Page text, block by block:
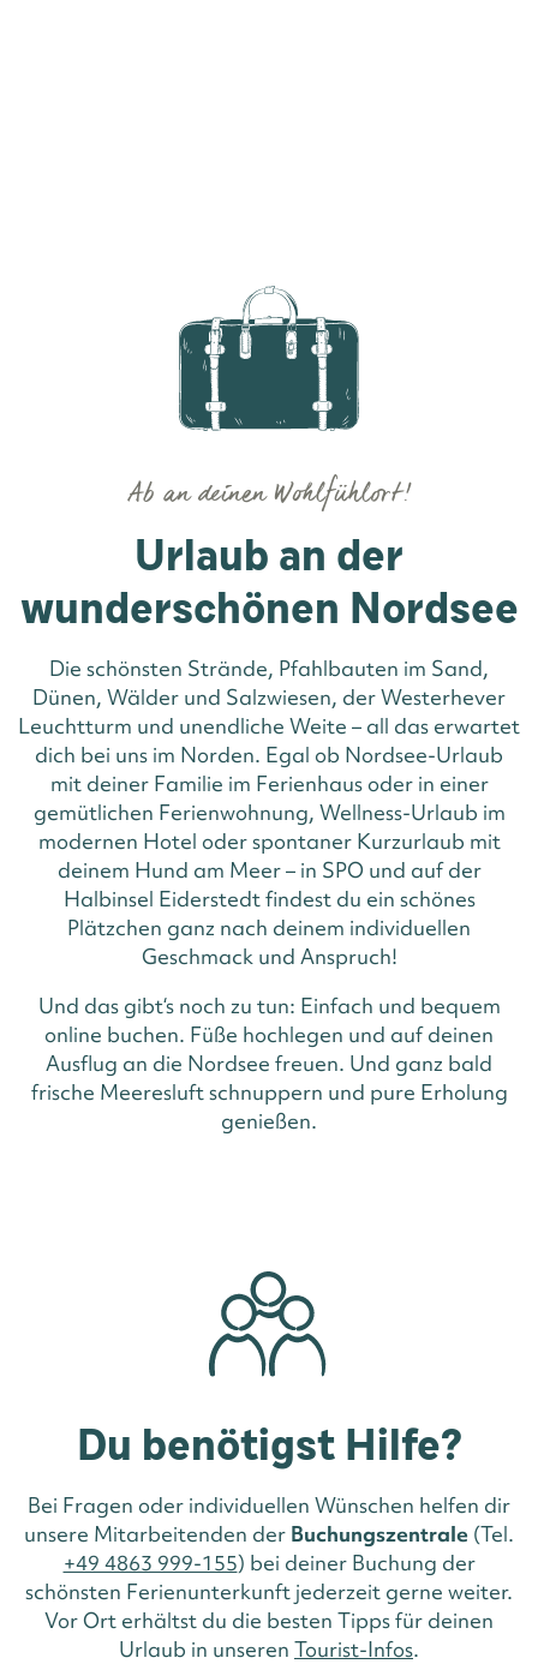
Urlaub an der
wunderschönen Nordsee
Ab an deinen Wohlfühlort!
Die schönsten Strände, Pfahlbauten im Sand,
Dünen, Wälder und Salzwiesen, der Westerhever
Leuchtturm und unendliche Weite – all das erwartet
dich bei uns im Norden. Egal ob Nordsee-Urlaub
mit deiner Familie im Ferienhaus oder in einer
gemütlichen Ferienwohnung, Wellness-Urlaub im
modernen Hotel oder spontaner Kurzurlaub mit
deinem Hund am Meer – in SPO und auf der
Halbinsel Eiderstedt findest du ein schönes
Plätzchen ganz nach deinem individuellen
Geschmack und Anspruch!
Und das gibt‘s noch zu tun: Einfach und bequem
online buchen. Füße hochlegen und auf deinen
Ausflug an die Nordsee freuen. Und ganz bald
frische Meeresluft schnuppern und pure Erholung
genießen.
Du benötigst Hilfe?
Bei Fragen oder individuellen Wünschen helfen dir
unsere Mitarbeitenden der Buchungszentrale (Tel.
+49 4863 999-155) bei deiner Buchung der
schönsten Ferienunterkunft jederzeit gerne weiter.
Vor Ort erhältst du die besten Tipps für deinen
Urlaub in unseren Tourist-Infos.